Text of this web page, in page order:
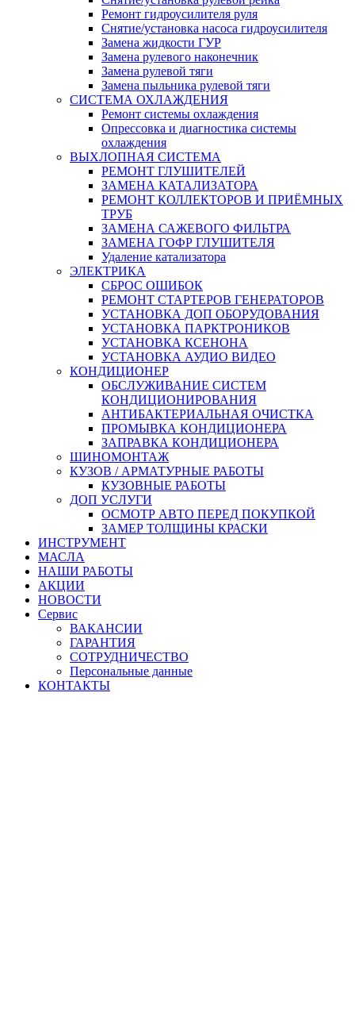
Ремонт гидроусилителя руля
Снятие/установка насоса гидроусилителя
Замена жидкости ГУР
Замена рулевого наконечник
Замена рулевой тяги
Замена пыльника рулевой тяги
СИСТЕМА ОХЛАЖДЕНИЯ
Ремонт системы охлаждения
Опрессовка и диагностика системы
охлаждения
ВЫХЛОПНАЯ СИСТЕМА
РЕМОНТ ГЛУШИТЕЛЕЙ
ЗАМЕНА КАТАЛИЗАТОРА
РЕМОНТ КОЛЛЕКТОРОВ И ПРИЁМНЫХ
ТРУБ
ЗАМЕНА САЖЕВОГО ФИЛЬТРА
ЗАМЕНА ГОФР ГЛУШИТЕЛЯ
Удаление катализатора
ЭЛЕКТРИКА
СБРОС ОШИБОК
РЕМОНТ СТАРТЕРОВ ГЕНЕРАТОРОВ
УСТАНОВКА ДОП ОБОРУДОВАНИЯ
УСТАНОВКА ПАРКТРОНИКОВ
УСТАНОВКА КСЕНОНА
УСТАНОВКА АУДИО ВИДЕО
КОНДИЦИОНЕР
ОБСЛУЖИВАНИЕ СИСТЕМ
КОНДИЦИОНИРОВАНИЯ
АНТИБАКТЕРИАЛЬНАЯ ОЧИСТКА
ПРОМЫВКА КОНДИЦИОНЕРА
ЗАПРАВКА КОНДИЦИОНЕРА
ШИНОМОНТАЖ
КУЗОВ / АРМАТУРНЫЕ РАБОТЫ
КУЗОВНЫЕ РАБОТЫ
ДОП УСЛУГИ
ОСМОТР АВТО ПЕРЕД ПОКУПКОЙ
ЗАМЕР ТОЛЩИНЫ КРАСКИ
ИНСТРУМЕНТ
МАСЛА
НАШИ РАБОТЫ
АКЦИИ
НОВОСТИ
Сервис
ВАКАНСИИ
ГАРАНТИЯ
СОТРУДНИЧЕСТВО
Персональные данные
КОНТАКТЫ